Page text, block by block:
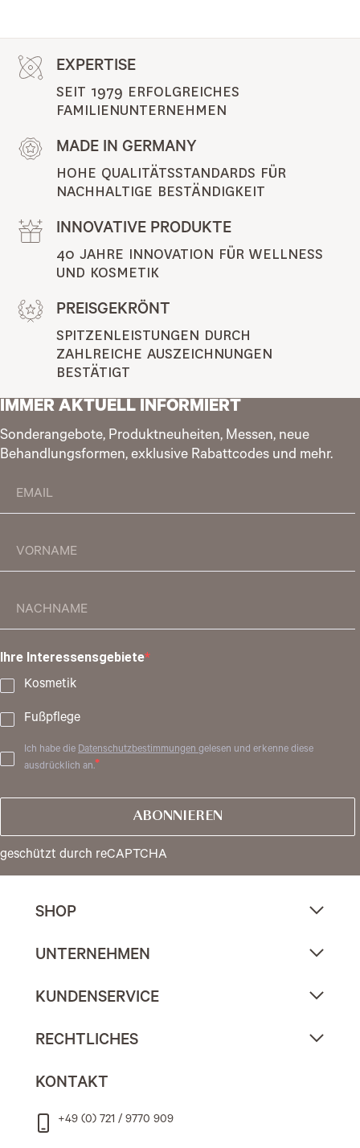
EXPERTISE
SEIT 1979 ERFOLGREICHES
FAMILIENUNTERNEHMEN
MADE IN GERMANY
HOHE QUALITÄTSSTANDARDS FÜR
NACHHALTIGE BESTÄNDIGKEIT
INNOVATIVE PRODUKTE
40 JAHRE INNOVATION FÜR WELLNESS
UND KOSMETIK
PREISGEKRÖNT
SPITZENLEISTUNGEN DURCH
ZAHLREICHE AUSZEICHNUNGEN
BESTÄTIGT
IMMER AKTUELL INFORMIERT
Sonderangebote, Produktneuheiten, Messen, neue
Behandlungsformen, exklusive Rabattcodes und mehr.
Ihre Interessensgebiete
Kosmetik
Fußpflege
Ich habe die Datenschutzbestimmungengelesen und erkenne diese
ausdrücklich an.
ABONNIEREN
geschützt durch reCAPTCHA
SHOP
UNTERNEHMEN
KUNDENSERVICE
RECHTLICHES
KONTAKT
+49 (0) 721 / 9770 909